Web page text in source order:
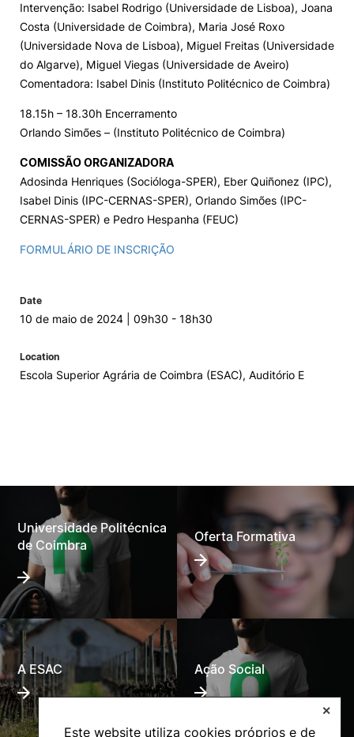
Este website utiliza cookies próprios e de
✕
Intervenção: Isabel Rodrigo (Universidade de Lisboa), Joana
Costa (Universidade de Coimbra), Maria José Roxo
(Universidade Nova de Lisboa), Miguel Freitas (Universidade
do Algarve), Miguel Viegas (Universidade de Aveiro)
Comentadora: Isabel Dinis (Instituto Politécnico de Coimbra)
18.15h – 18.30h Encerramento
Orlando Simões – (Instituto Politécnico de Coimbra)
COMISSÃO ORGANIZADORA
Adosinda Henriques (Socióloga-SPER), Eber Quiñonez (IPC),
Isabel Dinis (IPC-CERNAS-SPER), Orlando Simões (IPC-
CERNAS-SPER) e Pedro Hespanha (FEUC)
FORMULÁRIO DE INSCRIÇÃO
Date
10 de maio de 2024 | 09h30 - 18h30
Location
Escola Superior Agrária de Coimbra (ESAC), Auditório E
Universidade Politécnica
de Coimbra
Oferta Formativa
A ESAC Ação Social